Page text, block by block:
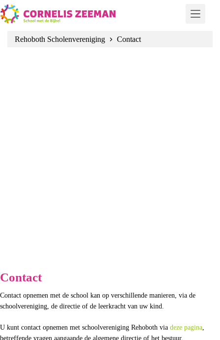
Ga
naar
de
Rehoboth Scholenvereniging
Contact
Contact
Contact opnemen met de school kan op verschillende manieren, via de
schoolvereniging, de directie of de leerkracht van uw kind.
U kunt contact opnemen met schoolvereniging Rehoboth via deze pagina,
betreffende vragen aangaande de algemene directie of het bestuur.